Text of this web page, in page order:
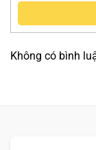
Không có bình